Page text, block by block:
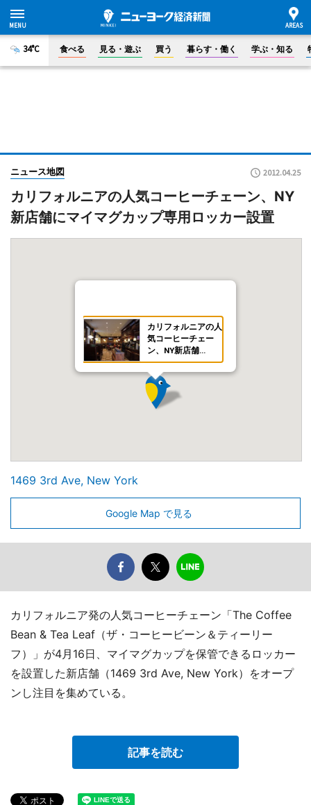
34°C 食べる 見る・遊ぶ 買う 暮らす・働く 学ぶ・知る
ニュース地図 2012.04.25
カリフォルニアの人気コーヒーチェーン、NY
新店舗にマイマグカップ専用ロッカー設置
カリフォルニアの人
気コーヒーチェー
ン、NY新店舗…
1469 3rd Ave, New York
Google Map で見る
カリフォルニア発の人気コーヒーチェーン「The Coffee
Bean & Tea Leaf（ザ・コーヒービーン＆ティーリー
フ）」が4月16日、マイマグカップを保管できるロッカー
を設置した新店舗（1469 3rd Ave, New York）をオープ
ンし注目を集めている。
記事を読む